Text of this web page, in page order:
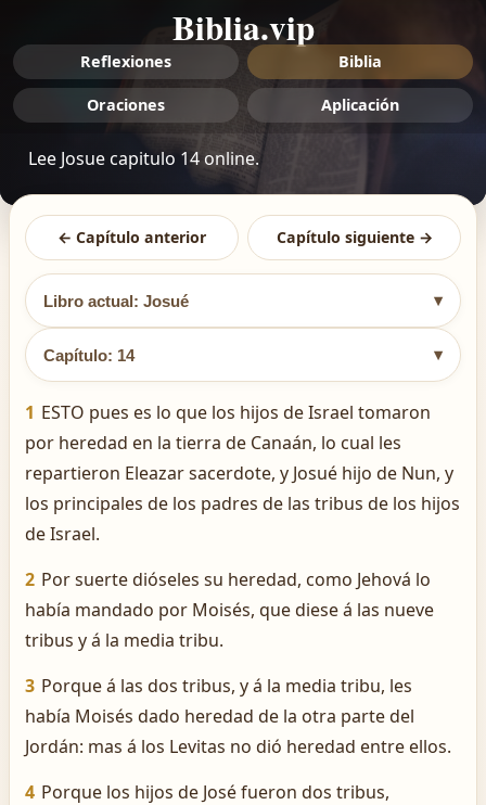
Biblia.vip
Reflexiones Biblia
Oraciones Aplicación
Lee Josue capitulo 14 online.
← Capítulo anterior Capítulo siguiente →
Libro actual: Josué ▾
Capítulo: 14 ▾
1 ESTO pues es lo que los hijos de Israel tomaron
por heredad en la tierra de Canaán, lo cual les
repartieron Eleazar sacerdote, y Josué hijo de Nun, y
los principales de los padres de las tribus de los hijos
de Israel.
2 Por suerte dióseles su heredad, como Jehová lo
había mandado por Moisés, que diese á las nueve
tribus y á la media tribu.
3 Porque á las dos tribus, y á la media tribu, les
había Moisés dado heredad de la otra parte del
Jordán: mas á los Levitas no dió heredad entre ellos.
4 Porque los hijos de José fueron dos tribus,